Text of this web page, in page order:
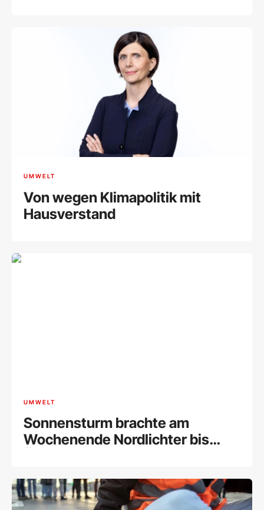
UMWELT
Von wegen Klimapolitik mit
Hausverstand
UMWELT
Sonnensturm brachte am
Wochenende Nordlichter bis